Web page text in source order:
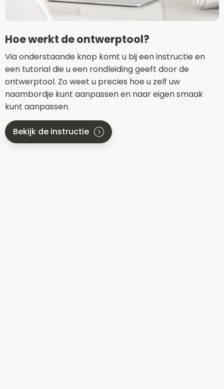
Hoe werkt de ontwerptool?
Via onderstaande knop komt u bij een instructie en
een tutorial die u een rondleiding geeft door de
ontwerptool. Zo weet u precies hoe u zelf uw
naambordje kunt aanpassen en naar eigen smaak
kunt aanpassen.
Bekijk de instructie